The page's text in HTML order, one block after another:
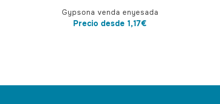
producto
opciones
Gypsona venda enyesada
Precio desde 1,17€